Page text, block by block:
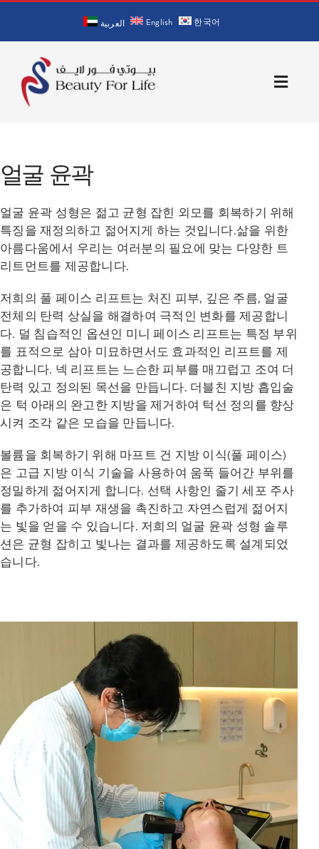
content
العربية English 한국어
Toggle
회사 소개
의사 소개
서비스
문의처
얼굴 윤곽
얼굴 윤곽 성형은 젊고 균형 잡힌 외모를 회복하기 위해
특징을 재정의하고 젊어지게 하는 것입니다.삶을 위한
아름다움에서 우리는 여러분의 필요에 맞는 다양한 트
리트먼트를 제공합니다.
저희의 풀 페이스 리프트는 처진 피부, 깊은 주름, 얼굴
전체의 탄력 상실을 해결하여 극적인 변화를 제공합니
다. 덜 침습적인 옵션인 미니 페이스 리프트는 특정 부위
를 표적으로 삼아 미묘하면서도 효과적인 리프트를 제
공합니다. 넥 리프트는 느슨한 피부를 매끄럽고 조여 더
탄력 있고 정의된 목선을 만듭니다. 더블친 지방 흡입술
은 턱 아래의 완고한 지방을 제거하여 턱선 정의를 향상
시켜 조각 같은 모습을 만듭니다.
볼륨을 회복하기 위해 마프트 건 지방 이식(풀 페이스)
은 고급 지방 이식 기술을 사용하여 움푹 들어간 부위를
정밀하게 젊어지게 합니다. 선택 사항인 줄기 세포 주사
를 추가하여 피부 재생을 촉진하고 자연스럽게 젊어지
는 빛을 얻을 수 있습니다. 저희의 얼굴 윤곽 성형 솔루
션은 균형 잡히고 빛나는 결과를 제공하도록 설계되었
습니다.